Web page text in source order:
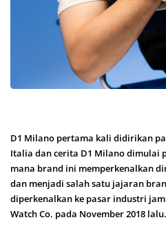
D1 Milano pertama kali didirikan
Italia dan cerita D1 Milano dimulai
mana brand ini memperkenalkan
dan menjadi salah satu jajaran
diperkenalkan ke pasar industri
Watch Co. pada November 2018 lalu.